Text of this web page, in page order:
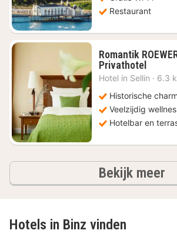
Restaurant
Romantik
Privathotel2
€
245,37
Hotel in Sellin · 6.3
Historische
Veelzijdig
Hotelbar en
Bekijk meer
Hotels in Binz vinden